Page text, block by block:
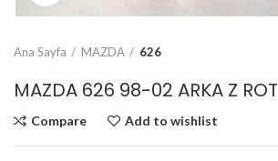
Ana Sayfa MAZDA 626
MAZDA 626 98-02 ARKA Z ROT
Compare Add to wishlist